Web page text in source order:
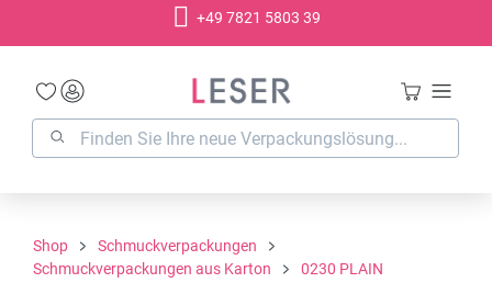
+49 7821 5803 39
Shop
Schmuckverpackungen
Schmuckverpackungen aus Karton
0230 PLAIN